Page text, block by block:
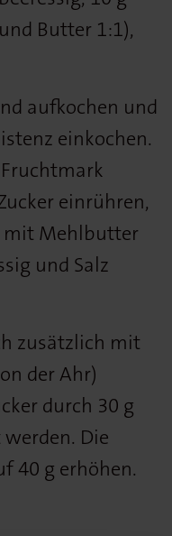
Butter 1:1),
aufkochen und
einkochen.
einrühren,
mit Mehlbutter
und Salz
zusätzlich mit
der Ahr)
durch 30 g
Die
40 g erhöhen.